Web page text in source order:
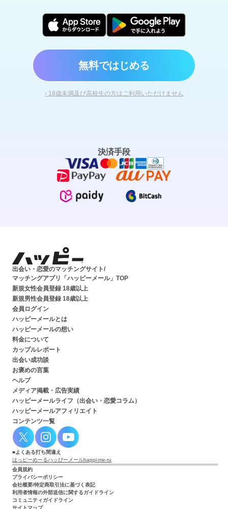
無料ではじめる
› 18歳未満及び高校生の方はご利用いただけません
決済手段
出会い・恋愛のマッチングサイト/
マッチングアプリ「ハッピーメール」TOP
新規女性会員登録 18歳以上
新規男性会員登録 18歳以上
会員ログイン
ハッピーメールとは
ハッピーメールの想い
料金について
カップルレポート
出会い成功談
お褒めの言葉
ヘルプ
メディア掲載・広告実績
ハッピーメールライフ（出会い・恋愛コラム）
ハッピーメールアフィリエイト
コンテンツ一覧
よくある打ち間違え
はっピーめーるハッぴーメールhappi-me-ru
会員規約
プライバシーポリシー
会社概要/特定商取引法に基づく表記
利用者情報の外部送信に関するガイドライン
コミュニティガイドライン
サイトマップ